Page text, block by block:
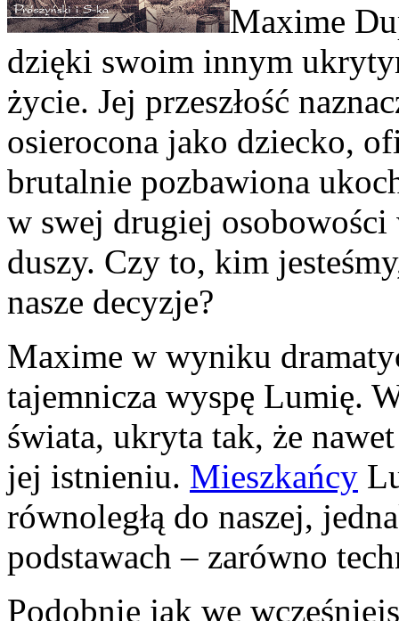
Maxime
dzięki swoim innym
życie. Jej przeszłość
osierocona jako dziecko,
brutalnie pozbawiona
w swej drugiej osobowości
duszy. Czy to, kim
nasze decyzje?
Maxime w wyniku
tajemnicza wyspę Lumię.
świata, ukryta tak, że
jej istnieniu. Mieszkańcy
równoległą do naszej,
podstawach – zarówno
Podobnie jak we